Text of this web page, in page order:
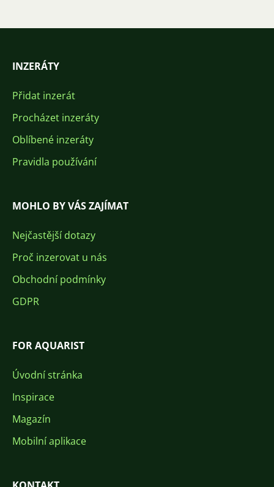
INZERÁTY
Přidat inzerát
Procházet inzeráty
Oblíbené inzeráty
Pravidla používání
MOHLO BY VÁS ZAJÍMAT
Nejčastější dotazy
Proč inzerovat u nás
Obchodní podmínky
GDPR
FOR AQUARIST
Úvodní stránka
Inspirace
Magazín
Mobilní aplikace